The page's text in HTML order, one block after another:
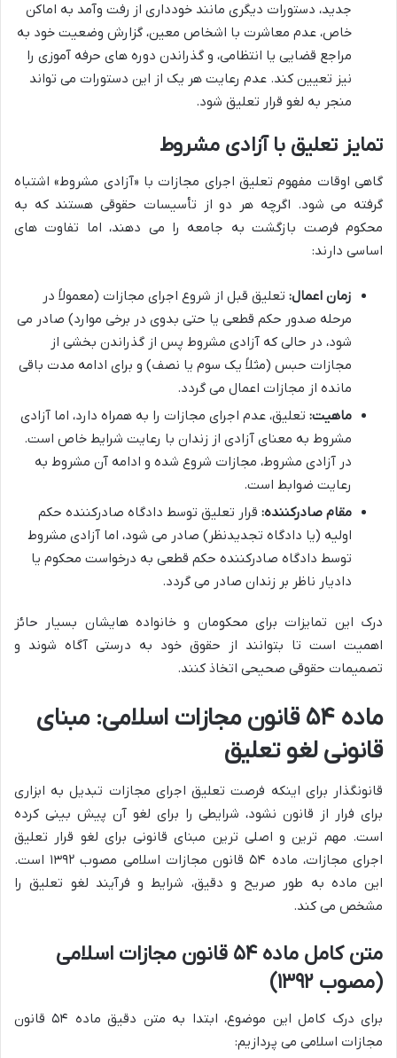
جدید، دستورات دیگری مانند خودداری از رفت وآمد به اماکن
خاص، عدم معاشرت با اشخاص معین، گزارش وضعیت خود به
مراجع قضایی یا انتظامی، و گذراندن دوره های حرفه آموزی را
نیز تعیین کند. عدم رعایت هر یک از این دستورات می تواند
منجر به لغو قرار تعلیق شود.
تمایز تعلیق با آزادی مشروط
گاهی اوقات مفهوم تعلیق اجرای مجازات با «آزادی مشروط» اشتباه
گرفته می شود. اگرچه هر دو از تأسیسات حقوقی هستند که به
محکوم فرصت بازگشت به جامعه را می دهند، اما تفاوت های
اساسی دارند:
زمان اعمال: تعلیق قبل از شروع اجرای مجازات (معمولاً در
مرحله صدور حکم قطعی یا حتی بدوی در برخی موارد) صادر می
شود، در حالی که آزادی مشروط پس از گذراندن بخشی از
مجازات حبس (مثلاً یک سوم یا نصف) و برای ادامه مدت باقی
مانده از مجازات اعمال می گردد.
ماهیت: تعلیق، عدم اجرای مجازات را به همراه دارد، اما آزادی
مشروط به معنای آزادی از زندان با رعایت شرایط خاص است.
در آزادی مشروط، مجازات شروع شده و ادامه آن مشروط به
رعایت ضوابط است.
مقام صادرکننده: قرار تعلیق توسط دادگاه صادرکننده حکم
اولیه (یا دادگاه تجدیدنظر) صادر می شود، اما آزادی مشروط
توسط دادگاه صادرکننده حکم قطعی به درخواست محکوم یا
دادیار ناظر بر زندان صادر می گردد.
درک این تمایزات برای محکومان و خانواده هایشان بسیار حائز
اهمیت است تا بتوانند از حقوق خود به درستی آگاه شوند و
تصمیمات حقوقی صحیحی اتخاذ کنند.
ماده ۵۴ قانون مجازات اسلامی: مبنای
قانونی لغو تعلیق
قانونگذار برای اینکه فرصت تعلیق اجرای مجازات تبدیل به ابزاری
برای فرار از قانون نشود، شرایطی را برای لغو آن پیش بینی کرده
است. مهم ترین و اصلی ترین مبنای قانونی برای لغو قرار تعلیق
اجرای مجازات، ماده ۵۴ قانون مجازات اسلامی مصوب ۱۳۹۲ است.
این ماده به طور صریح و دقیق، شرایط و فرآیند لغو تعلیق را
مشخص می کند.
متن کامل ماده ۵۴ قانون مجازات اسلامی
(مصوب ۱۳۹۲)
برای درک کامل این موضوع، ابتدا به متن دقیق ماده ۵۴ قانون
مجازات اسلامی می پردازیم: